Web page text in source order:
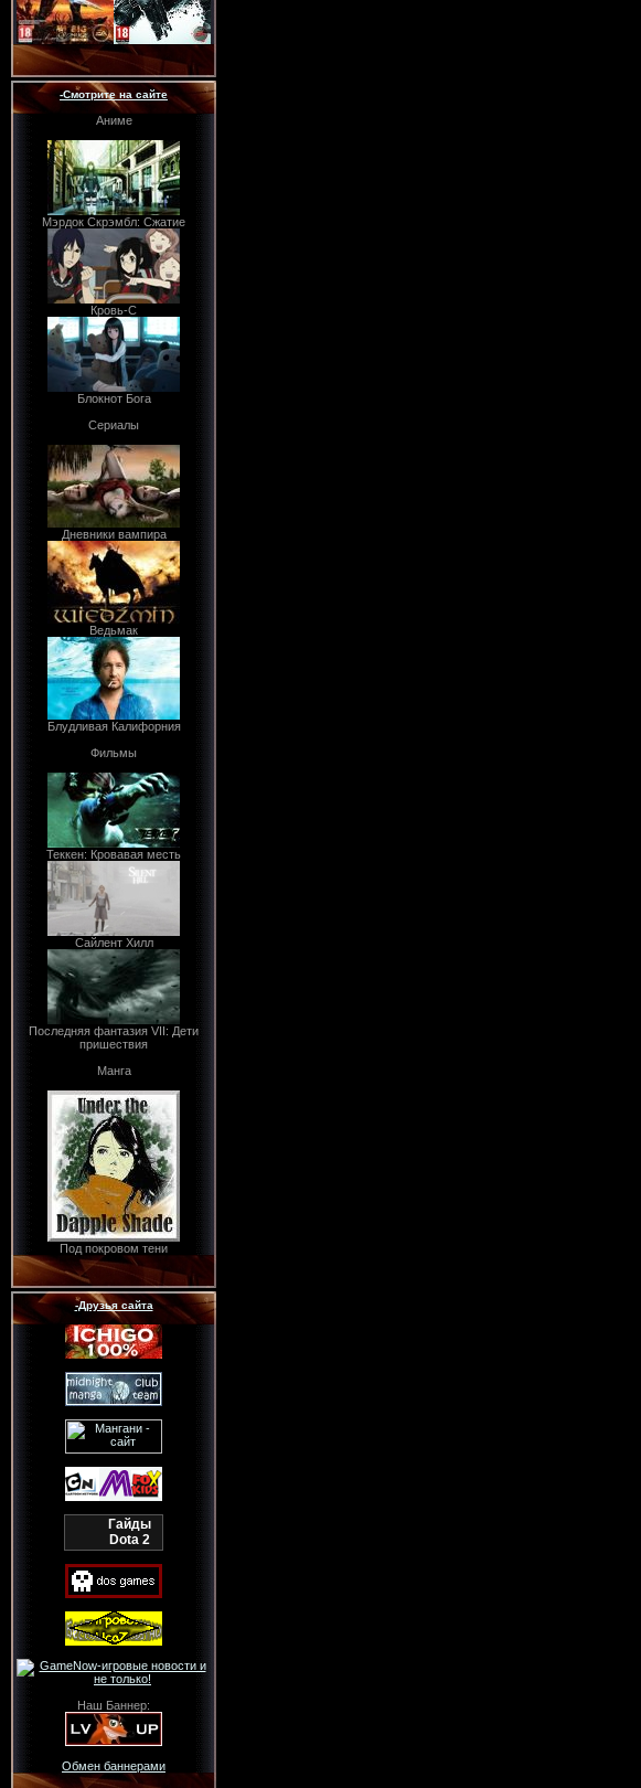
-Смотрите на сайте
Аниме
Мэрдок Скрэмбл: Сжатие
Кровь-С
Блокнот Бога
Сериалы
Дневники вампира
Ведьмак
Блудливая Калифорния
Фильмы
Теккен: Кровавая месть
Сайлент Хилл
Последняя фантазия VII: Дети
пришествия
Манга
Под покровом тени
-Друзья сайта
Гайды
Dota 2
Наш Баннер:
Обмен баннерами